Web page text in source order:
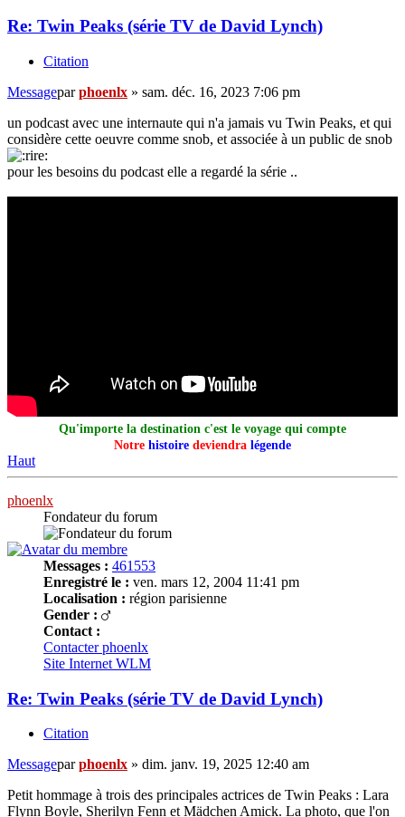
Re: Twin Peaks (série TV de David Lynch)
Citation
Messageparphoenlx » sam. déc. 16, 2023 7:06 pm
un podcast avec une internaute qui n'a jamais vu Twin Peaks, et qui
considère cette oeuvre comme snob, et associée à un public de snob
pour les besoins du podcast elle a regardé la série ..
Qu'importe la destination c'est le voyage qui compte
Notre histoire deviendra légende
Haut
phoenlx
Fondateur du forum
Messages : 461553
Enregistré le : ven. mars 12, 2004 11:41 pm
Localisation : région parisienne
Gender :
Contact :
Contacter phoenlx
Site Internet WLM
Re: Twin Peaks (série TV de David Lynch)
Citation
Messageparphoenlx » dim. janv. 19, 2025 12:40 am
Petit hommage à trois des principales actrices de Twin Peaks : Lara
Flynn Boyle, Sherilyn Fenn et Mädchen Amick. La photo, que l'on